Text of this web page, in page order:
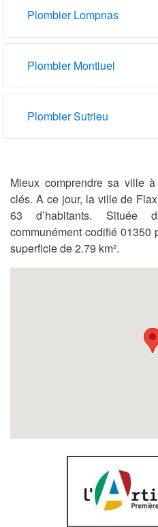
Plombier Lompnas
Plombier Montluel
Plombier Sutrieu
Mieux comprendre sa ville
clés. A ce jour, la ville de
63 d’habitants. Située
communément codifié 01350
superficie de 2.79 km².